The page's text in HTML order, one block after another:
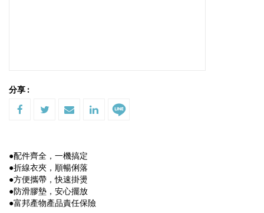
分享 :
●配件齊全，一機搞定
●折線衣夾，順暢俐落
●方便攜帶，快速掛燙
●防滑膠墊，安心擺放
●富邦產物產品責任保險